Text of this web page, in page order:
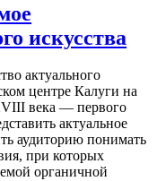
искусства
актуального
центре Калуги на
века — первого
актуальное
аудиторию понимать
при которых
органичной